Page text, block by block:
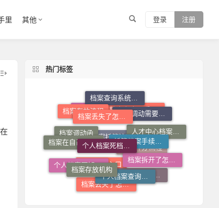
登录 注册
里 其他
热门标签
档案查询入口
档案托管流程
档案补办流程
个人档案去向查询
档案丢失了怎么补
个人档案不知道在哪儿怎么查
档案调动函
档案在自己手里怎么放到人才市场
人才中心档案接收流程
档案拆开了怎么补救
个人档案查询系统
档案存放机构
档案在自己手里怎么办
档案存放流程
档案查询系统官网
档案调动需要什么手续
托管档案手续如何办理
个人档案死档激活
档案丢失了怎么办